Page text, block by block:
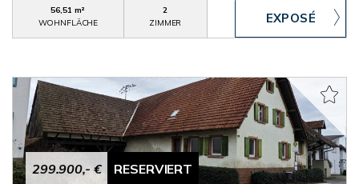
56,51 m²
WOHNFLÄCHE
2
ZIMMER
299.900,- € RESERVIERT